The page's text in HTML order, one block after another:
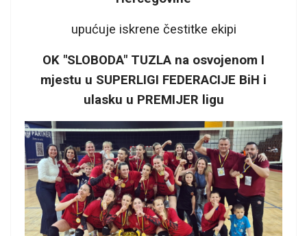
upućuje iskrene čestitke ekipi
OK "SLOBODA" TUZLA na osvojenom I
mjestu u SUPERLIGI FEDERACIJE BiH i
ulasku u PREMIJER ligu